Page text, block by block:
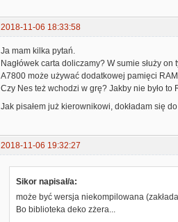
2018-11-06 18:33:58
Ja mam kilka pytań.
Nagłówek carta doliczamy? W sumie służy
A7800 może używać dodatkowej pamięci
Czy Nes też wchodzi w grę? Jakby nie było to
Jak pisałem już kierownikowi, dokładam się
2018-11-06 19:32:27
Sikor napisał/a:
może być wersja niekompilowana
Bo biblioteka deko zżera...